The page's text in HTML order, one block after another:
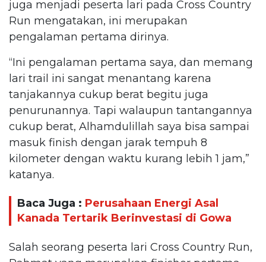
juga menjadi peserta lari pada Cross Country
Run mengatakan, ini merupakan
pengalaman pertama dirinya.
“Ini pengalaman pertama saya, dan memang
lari trail ini sangat menantang karena
tanjakannya cukup berat begitu juga
penurunannya. Tapi walaupun tantangannya
cukup berat, Alhamdulillah saya bisa sampai
masuk finish dengan jarak tempuh 8
kilometer dengan waktu kurang lebih 1 jam,”
katanya.
Baca Juga : Perusahaan Energi Asal
Kanada Tertarik Berinvestasi di Gowa
Salah seorang peserta lari Cross Country Run,